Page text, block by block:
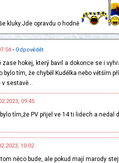
kluky.Jde opravdu o hodně
- Odpovědět
zase hokej, který bavil a dokonce se i
bylo tím, že chyběl Kudělka nebo větším
sestavě...
09:45
tím,že PV přijel ve 14 ti lidech a nedal
10:02
něco bude, ale pokud mají marody